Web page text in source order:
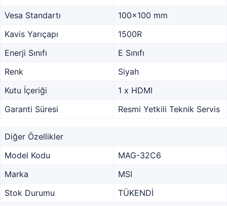
Vesa Standartı
100x100 mm
Kavis Yarıçapı
1500R
Enerji Sınıfı
E Sınıfı
Renk
Siyah
Kutu İçeriği
1 x HDMI
Garanti Süresi
Resmi Yetkili Teknik Servis
Diğer Özellikler
Model Kodu
MAG-32C6
Marka
MSI
Stok Durumu
TÜKENDİ